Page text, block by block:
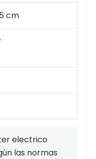
cm
electrico
las normas